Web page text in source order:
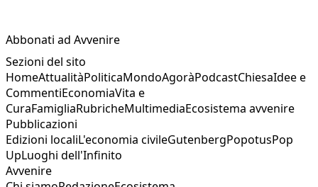
Abbonati ad Avvenire
Sezioni del sito
HomeAttualitàPoliticaMondoAgoràPodcastChiesaIdee e
CommentiEconomiaVita e
CuraFamigliaRubricheMultimediaEcosistema avvenire
Pubblicazioni
Edizioni localiL'economia civileGutenbergPopotusPop
UpLuoghi dell'Infinito
Avvenire